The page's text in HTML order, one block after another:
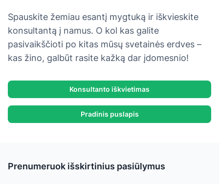
Spauskite žemiau esantį mygtuką ir iškvieskite
konsultantą į namus. O kol kas galite
pasivaikščioti po kitas mūsų svetainės erdves –
kas žino, galbūt rasite kažką dar įdomesnio!
Konsultanto iškvietimas
Pradinis puslapis
Prenumeruok išskirtinius pasiūlymus